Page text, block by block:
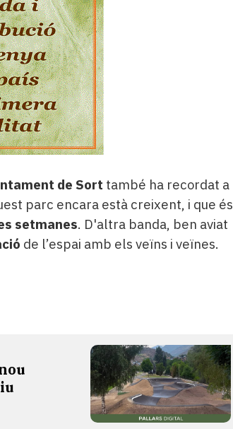
de Sort també ha recordat a
parc encara està creixent, i que és
setmanes. D'altra banda, ben aviat
de l’espai amb els veïns i veïnes.